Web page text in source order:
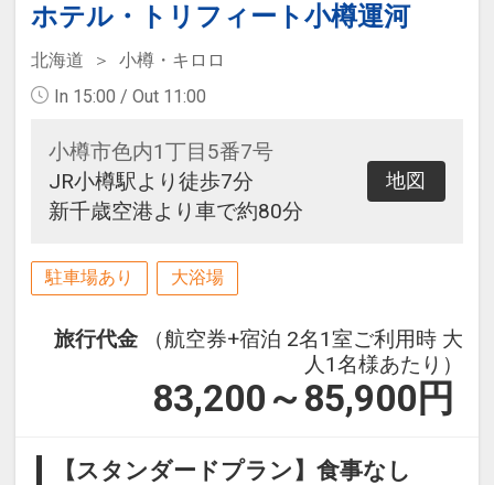
ホテル・トリフィート小樽運河
北海道
小樽・キロロ
In 15:00 / Out 11:00
小樽市色内1丁目5番7号
JR小樽駅より徒歩7分
新千歳空港より車で約80分
地図
駐車場あり 大浴場
旅行代金
（航空券+宿泊 2名1室ご利用時 大
人1名様あたり）
83,200～85,900 円
【スタンダードプラン】食事なし